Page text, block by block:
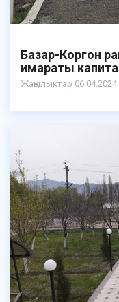
Базар-Коргон
имараты
Жаңылыктар 06.04.2024